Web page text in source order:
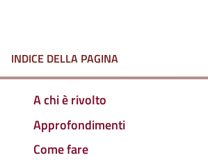
INDICE DELLA PAGINA
A chi è rivolto
Approfondimenti
Come fare